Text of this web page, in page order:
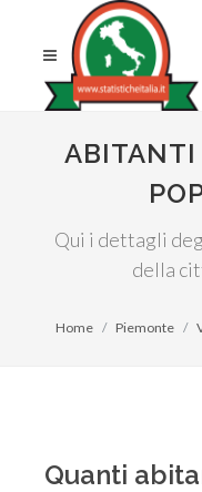
ABITANTI
Qui i dettagli
della
Home Piemonte
Quanti